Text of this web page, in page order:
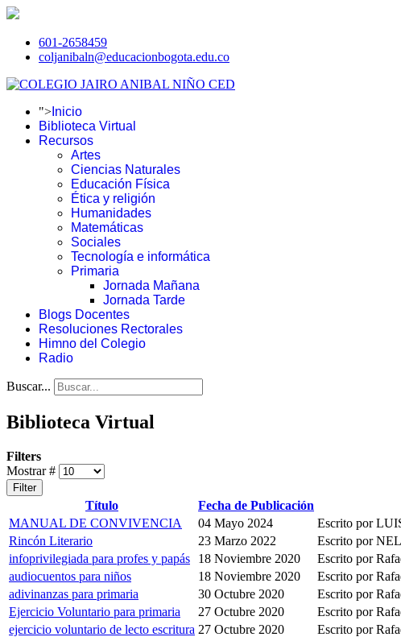
601-2658459
coljanibaln@educacionbogota.edu.co
"> Inicio
Biblioteca Virtual
Recursos
Artes
Ciencias Naturales
Educación Física
Ética y religión
Humanidades
Matemáticas
Sociales
Tecnología e informática
Primaria
Jornada Mañana
Jornada Tarde
Blogs Docentes
Resoluciones Rectorales
Himno del Colegio
Radio
Buscar...
Biblioteca Virtual
Filters
Mostrar #
Filter
Título Fecha de Publicación
MANUAL DE CONVIVENCIA
04 Mayo 2024 Escrito por
Rincón Literario
23 Marzo 2022 Escrito por
infoprivilegiada para profes y papás
18 Noviembre 2020 Escrito por
audiocuentos para niños
18 Noviembre 2020 Escrito por
adivinanzas para primaria
30 Octubre 2020 Escrito por
Ejercicio Voluntario para primaria
27 Octubre 2020 Escrito por
ejercicio voluntario de lecto escritura 27 Octubre 2020 Escrito por